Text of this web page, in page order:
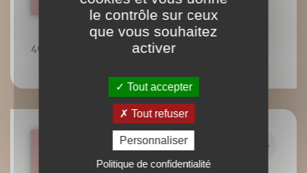
40
le contrôle sur ceux
que vous souhaitez
activer
Tout accepter
Tout refuser
Personnaliser
Politique de confidentialité